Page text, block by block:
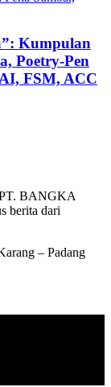
Kumpulan
Poetry-Pen
FSM, ACC
PT. BANGKA
berita dari
– Padang